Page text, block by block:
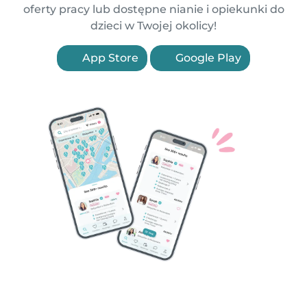
oferty pracy lub dostępne nianie i opiekunki do
dzieci w Twojej okolicy!
App Store Google Play